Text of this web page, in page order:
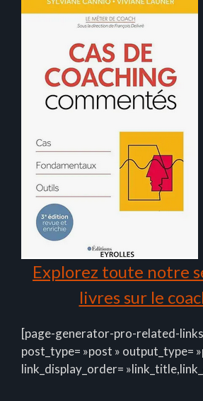
Explorez toute notre
livres sur le
[page-generator-pro-related-links
post_type= »post » output_type=
link_display_order=